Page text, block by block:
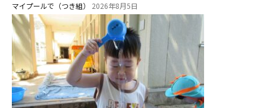
マイプールで（つき組） 2026年8月5日
お知らせ
今日の幼稚園
園児募集要項